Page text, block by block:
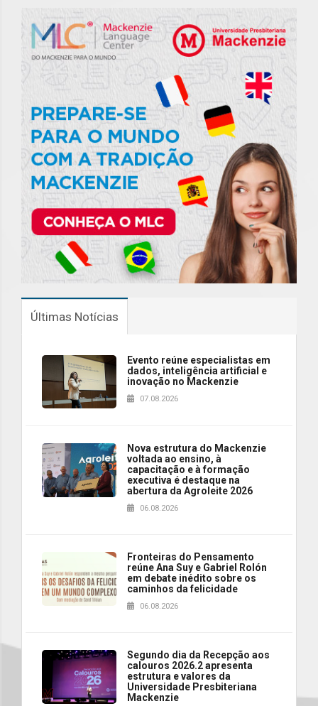
Últimas Notícias
Evento reúne especialistas em
dados, inteligência artificial e
inovação no Mackenzie
07.08.2026
Nova estrutura do Mackenzie
voltada ao ensino, à
capacitação e à formação
executiva é destaque na
abertura da Agroleite 2026
06.08.2026
Fronteiras do Pensamento
reúne Ana Suy e Gabriel Rolón
em debate inédito sobre os
caminhos da felicidade
06.08.2026
Segundo dia da Recepção aos
calouros 2026.2 apresenta
estrutura e valores da
Universidade Presbiteriana
Mackenzie